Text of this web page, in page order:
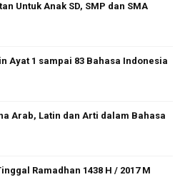
Untuk Anak SD, SMP dan SMA
Ayat 1 sampai 83 Bahasa Indonesia
Arab, Latin dan Arti dalam Bahasa
Ramadhan 1438 H / 2017 M